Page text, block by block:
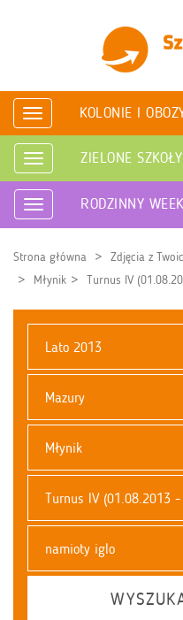
Rozwiń
nawigację
KOLONIE I
Rozwiń
nawigację
ZIELONE SZKOŁY
Rozwiń
nawigację
RODZINNY
Strona główna Zdjęcia z
Młynik
Turnus IV
Lato 2013
Mazury
Młynik
Turnus IV (01.08.2013
namioty iglo